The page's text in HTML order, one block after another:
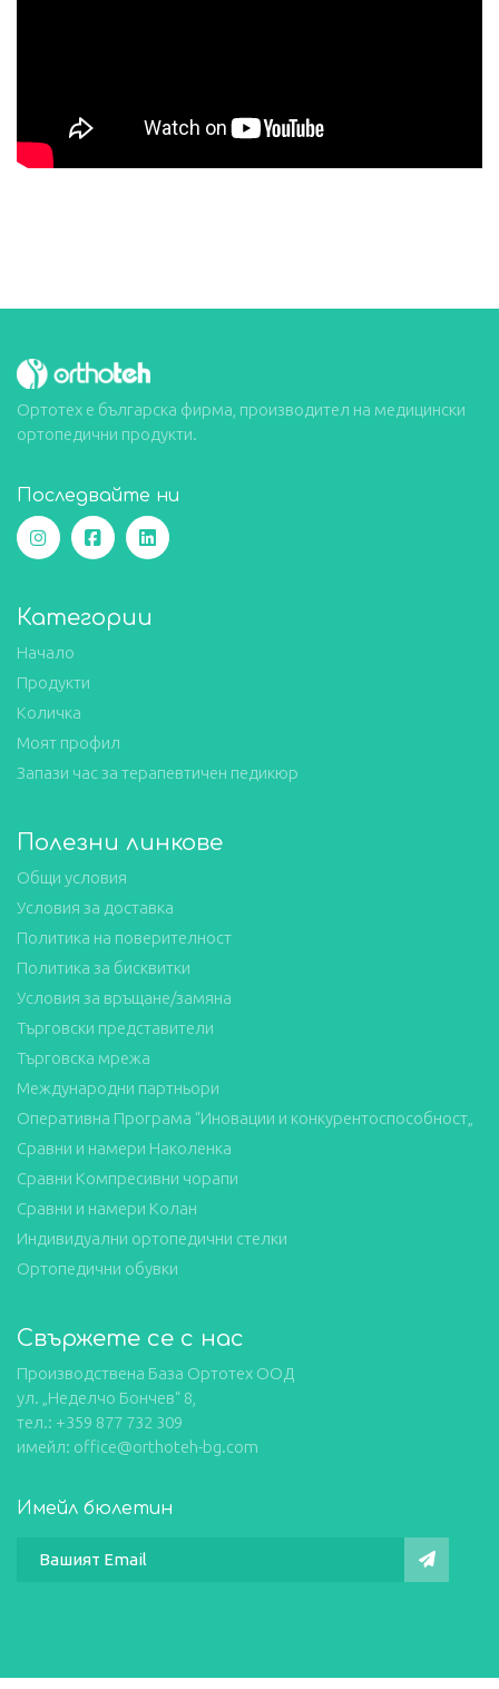
Ортотех е българска фирма, производител на медицински
ортопедични продукти.
Последвайте ни
Категории
Начало
Продукти
Количка
Моят профил
Запази час за терапевтичен педикюр
Полезни линкове
Общи условия
Условия за доставка
Политика на поверителност
Политика за бисквитки
Условия за връщане/замяна
Търговски представители
Търговска мрежа
Международни партньори
Оперативна Програма “Иновации и конкурентоспособност„
Сравни и намери Наколенка
Сравни Компресивни чорапи
Сравни и намери Колан
Индивидуални ортопедични стелки
Ортопедични обувки
Свържете се с нас
Производствена База Ортотех ООД
ул. „Неделчо Бончев“ 8,
тел.: +359 877 732 309
имейл: office@orthoteh-bg.com
Имейл бюлетин